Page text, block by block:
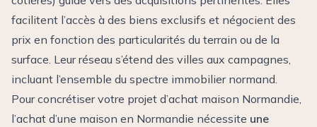
facilitent l’accès à des biens exclusifs et négocient des
prix en fonction des particularités du terrain ou de la
surface. Leur réseau s’étend des villes aux campagnes,
incluant l’ensemble du spectre immobilier normand.
Pour concrétiser votre projet d’achat maison Normandie,
l’achat d’une maison en Normandie nécessite une